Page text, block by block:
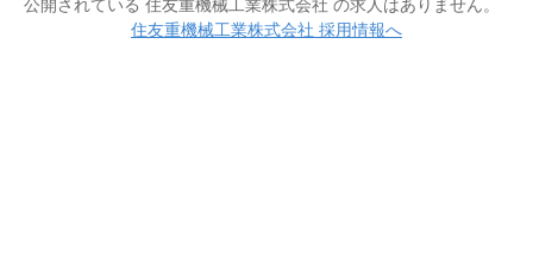
公開されている 住友重機械工業株式会社 の求人はありません。
住友重機械工業株式会社 採用情報へ